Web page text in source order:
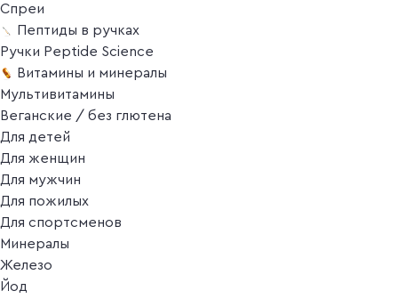
Спреи
Пептиды в ручках
Ручки Peptide Science
Витамины и минералы
Мультивитамины
Веганские / без глютена
Для детей
Для женщин
Для мужчин
Для пожилых
Для спортсменов
Минералы
Железо
Йод